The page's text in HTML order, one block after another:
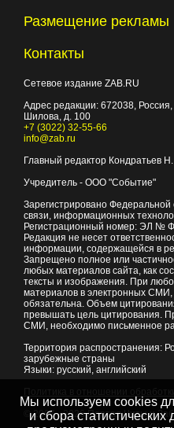
Размещение рекламы
Контакты
Сетевое издание ZAB.RU
Адрес редакции: 672038,
Шилова, д. 100
+7 (3022) 32-55-66
info@zab.ru
Главный редактор Кондратьев
Учредитель - ООО "Событие"
Зарегистрировано
связи, информационных
Регистрационный номер: ЭЛ №
Редакция не несет
информации, содержащейся в
Запрещено полное или
любых материалов сайта, как
тексты и изображения. При
материалов в электронных
обязательна. Объем
превышать цель цитирования.
СМИ, необходимо письменное
Территория распространения:
зарубежные страны
Языки: русский, английский
© 2007 - 2026Портал Читы и
Мы используем cookies
и сбора